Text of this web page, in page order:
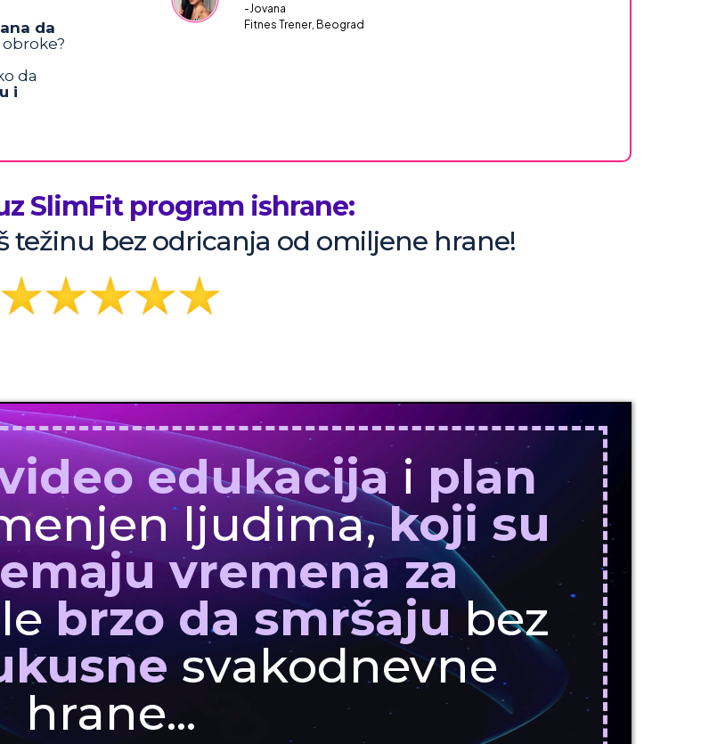
da
da
i
-Jovana
Fitnes Trener, Beograd
SlimFit program ishrane:
težinu bez odricanja od omiljene hrane!
edukacija i plan
ljudima,koji su
vremena za
brzo da smršaju bez
svakodnevne
hrane...